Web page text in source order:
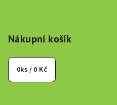
Nákupní košík
0ks / 0 Kč